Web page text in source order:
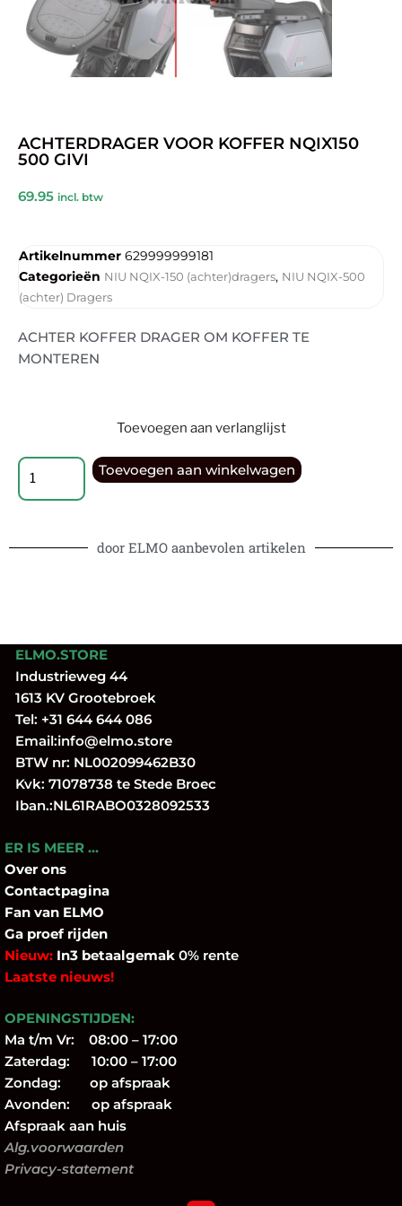
ACHTERDRAGER VOOR KOFFER NQIX150
500 GIVI
69.95 incl. btw
Artikelnummer 629999999181
Categorieën NIU NQIX-150 (achter)dragers, NIU NQIX-500
(achter) Dragers
ACHTER KOFFER DRAGER OM KOFFER TE
MONTEREN
Toevoegen aan verlanglijst
Toevoegen aan winkelwagen
door ELMO aanbevolen artikelen
ELMO.STORE
Industrieweg 44
1613 KV Grootebroek
Tel: +31 644 644 086
Email:info@elmo.store
BTW nr: NL002099462B30
Kvk: 71078738 te Stede Broec
Iban.:NL61RABO0328092533
ER IS MEER …
Over ons
Contactpagina
Fan van ELMO
Ga proef rijden
Nieuw: In3 betaalgemak 0% rente
Laatste nieuws!
OPENINGSTIJDEN:
Ma t/m Vr: 08:00 – 17:00
Zaterdag: 10:00 – 17:00
Zondag: op afspraak
Avonden: op afspraak
Afspraak aan huis
Alg.voorwaarden
Privacy-statement